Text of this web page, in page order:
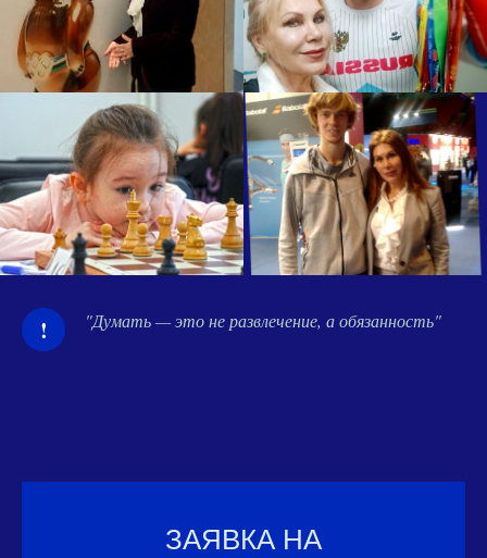
! "Думать — это не развлечение, а обязанность"
ЗАЯВКА НА